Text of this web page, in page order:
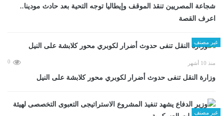
شجاعة المصريين تنقذ الموقف وإيطاليا توجه التحية بعد حادث مودينا..
اعرف القصة
غير مصنف
منذ 10 أشهر 0
وزارة النقل تنفى حدوث أضرار لكوبري محور كلابشة على النيل
غير مصنف